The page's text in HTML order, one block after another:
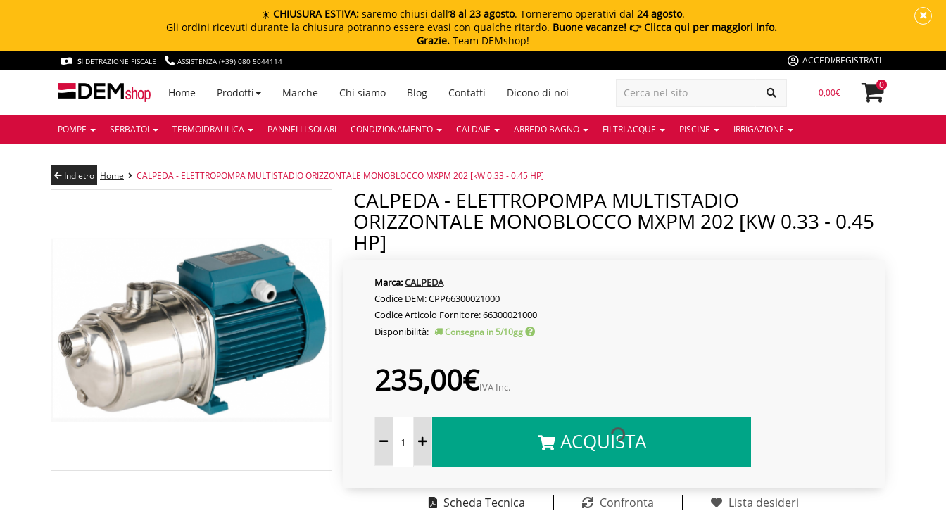
☀️ CHIUSURA ESTIVA: saremo chiusi dall’8 al 23 agosto. Torneremo operativi dal 24 agosto.
Gli ordini ricevuti durante la chiusura potranno essere evasi con qualche ritardo. Buone vacanze! 👉 Clicca qui per maggiori info.
Grazie. Team DEMshop!
SI DETRAZIONE FISCALE ASSISTENZA (+39) 080 5044114 ACCEDI/REGISTRATI
Home Prodotti Marche Chi siamo Blog Contatti Dicono di noi 0,00€
0
POMPE SERBATOI TERMOIDRAULICA PANNELLI SOLARI CONDIZIONAMENTO CALDAIE ARREDO BAGNO FILTRI ACQUE PISCINE IRRIGAZIONE
Indietro Home CALPEDA - ELETTROPOMPA MULTISTADIO ORIZZONTALE MONOBLOCCO MXPM 202 [kW 0.33 - 0.45 HP]
CALPEDA - ELETTROPOMPA MULTISTADIO
ORIZZONTALE MONOBLOCCO MXPM 202 [kW 0.33 - 0.45
HP]
Marca:CALPEDA
Codice DEM: CPP66300021000
Codice Articolo Fornitore: 66300021000
Disponibilità:
Consegna in 5/10gg
235,00€IVA Inc.
ACQUISTA
Scheda Tecnica Confronta Lista desideri